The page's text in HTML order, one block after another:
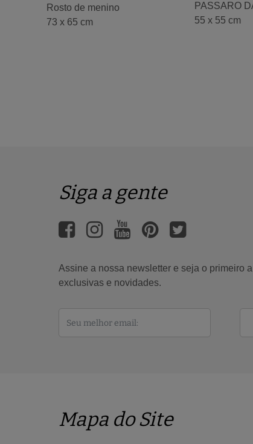
Rosto de menino
73 x 65 cm
PASSARO
55 x 55 cm
Siga a gente
Assine a nossa newsletter e seja o primeiro
exclusivas e novidades.
Mapa do Site